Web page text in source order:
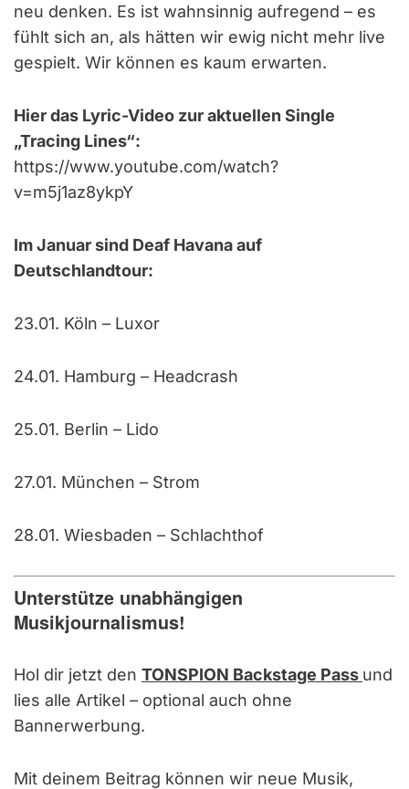
neu denken. Es ist wahnsinnig aufregend – es
fühlt sich an, als hätten wir ewig nicht mehr live
gespielt. Wir können es kaum erwarten.
Hier das Lyric-Video zur aktuellen Single
„Tracing Lines“:
https://www.youtube.com/watch?
v=m5j1az8ykpY
Im Januar sind Deaf Havana auf
Deutschlandtour:
23.01. Köln – Luxor
24.01. Hamburg – Headcrash
25.01. Berlin – Lido
27.01. München – Strom
28.01. Wiesbaden – Schlachthof
Unterstütze unabhängigen
Musikjournalismus!
Hol dir jetzt den TONSPION Backstage Pass und
lies alle Artikel – optional auch ohne
Bannerwerbung.
Mit deinem Beitrag können wir neue Musik,